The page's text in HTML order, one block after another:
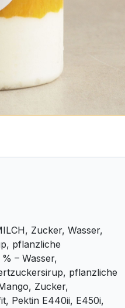
Zucker, Wasser,
pflanzliche
– Wasser,
pflanzliche
Zucker,
Pektin E440ii, E450i,